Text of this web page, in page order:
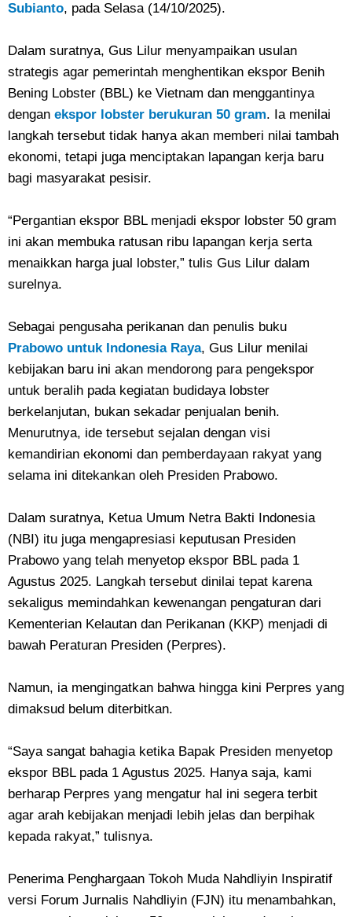
Subianto, pada Selasa (14/10/2025).
Dalam suratnya, Gus Lilur menyampaikan usulan
strategis agar pemerintah menghentikan ekspor Benih
Bening Lobster (BBL) ke Vietnam dan menggantinya
dengan ekspor lobster berukuran 50 gram. Ia menilai
langkah tersebut tidak hanya akan memberi nilai tambah
ekonomi, tetapi juga menciptakan lapangan kerja baru
bagi masyarakat pesisir.
“Pergantian ekspor BBL menjadi ekspor lobster 50 gram
ini akan membuka ratusan ribu lapangan kerja serta
menaikkan harga jual lobster,” tulis Gus Lilur dalam
surelnya.
Sebagai pengusaha perikanan dan penulis buku
Prabowo untuk Indonesia Raya, Gus Lilur menilai
kebijakan baru ini akan mendorong para pengekspor
untuk beralih pada kegiatan budidaya lobster
berkelanjutan, bukan sekadar penjualan benih.
Menurutnya, ide tersebut sejalan dengan visi
kemandirian ekonomi dan pemberdayaan rakyat yang
selama ini ditekankan oleh Presiden Prabowo.
Dalam suratnya, Ketua Umum Netra Bakti Indonesia
(NBI) itu juga mengapresiasi keputusan Presiden
Prabowo yang telah menyetop ekspor BBL pada 1
Agustus 2025. Langkah tersebut dinilai tepat karena
sekaligus memindahkan kewenangan pengaturan dari
Kementerian Kelautan dan Perikanan (KKP) menjadi di
bawah Peraturan Presiden (Perpres).
Namun, ia mengingatkan bahwa hingga kini Perpres yang
dimaksud belum diterbitkan.
“Saya sangat bahagia ketika Bapak Presiden menyetop
ekspor BBL pada 1 Agustus 2025. Hanya saja, kami
berharap Perpres yang mengatur hal ini segera terbit
agar arah kebijakan menjadi lebih jelas dan berpihak
kepada rakyat,” tulisnya.
Penerima Penghargaan Tokoh Muda Nahdliyin Inspiratif
versi Forum Jurnalis Nahdliyin (FJN) itu menambahkan,